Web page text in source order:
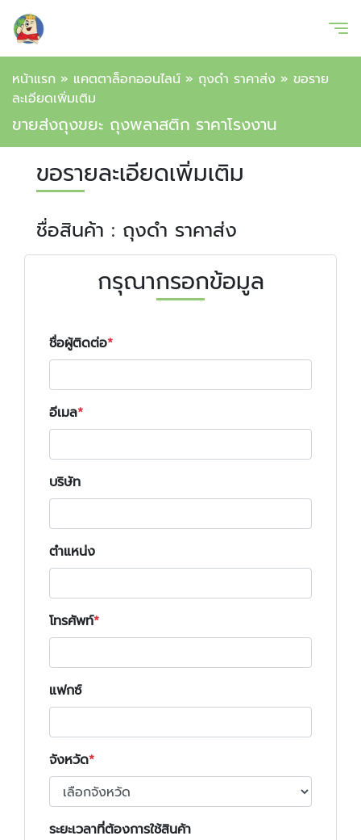
หน้าแรก » แคตตาล็อกออนไลน์ » ถุงดำ ราคาส่ง » ขอราย
ละเอียดเพิ่มเติม
ขายส่งถุงขยะ ถุงพลาสติก ราคาโรงงาน
ขอรายละเอียดเพิ่มเติม
ชื่อสินค้า : ถุงดำ ราคาส่ง
กรุณากรอกข้อมูล
ชื่อผู้ติดต่อ
อีเมล
บริษัท
ตำแหน่ง
โทรศัพท์
แฟกซ์
จังหวัด
ระยะเวลาที่ต้องการใช้สินค้า